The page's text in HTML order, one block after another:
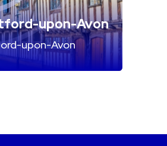
upon-Avon
upon-Avon